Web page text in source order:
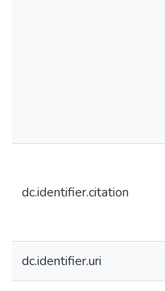
dc.identifier.citation
dc.identifier.uri